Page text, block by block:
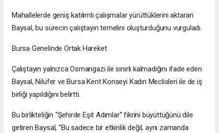
Mahallelerde geniş katılımlı çalışmalar yürüttüklerini aktaran
Baysal, bu sürecin çalıştayın temelini oluşturduğunu vurguladı.
Bursa Genelinde Ortak Hareket
Çalıştayın yalnızca Osmangazi ile sınırlı kalmadığını ifade eden
Baysal, Nilüfer ve Bursa Kent Konseyi Kadın Meclisleri ile de iş
birliği yapıldığını belirtti.
Bu birlikteliğin “Şehirde Eşit Adımlar” fikrini büyüttüğünü dile
getiren Baysal, “Bu sadece bir etkinlik değil, aynı zamanda